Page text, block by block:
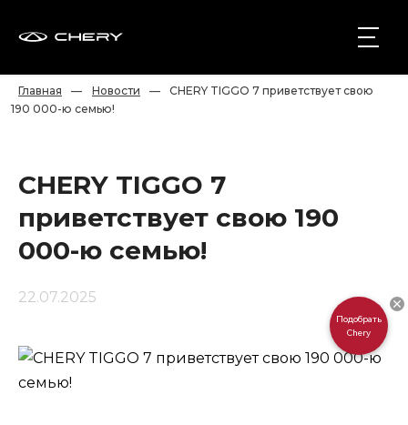
Главная — Новости —
CHERY TIGGO 7 приветствует свою
190 000-ю семью!
CHERY TIGGO 7
приветствует свою 190
000-ю семью!
22.07.2025
Подобрать
Chery